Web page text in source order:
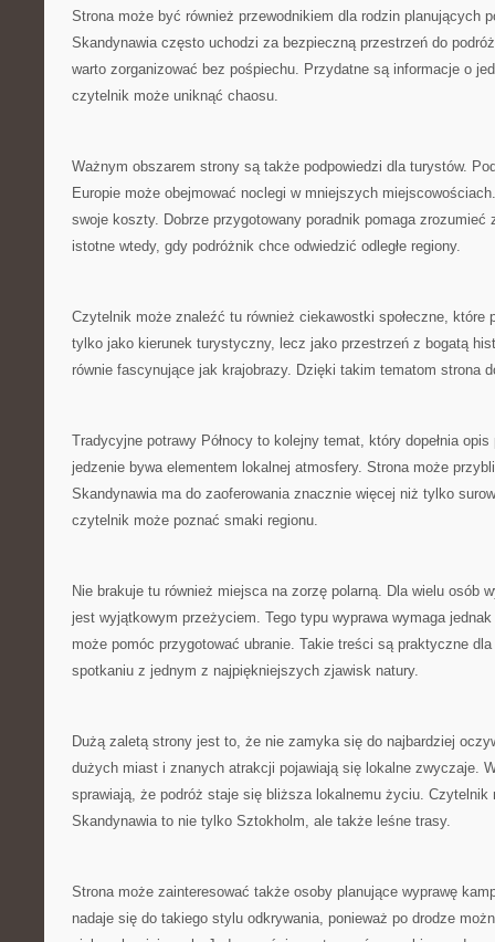
Strona może być również przewodnikiem dla rodzin planujących
Skandynawia często uchodzi za bezpieczną przestrzeń do
warto zorganizować bez pośpiechu. Przydatne są informacje o
czytelnik może uniknąć chaosu.
Ważnym obszarem strony są także podpowiedzi dla turystów.
Europie może obejmować noclegi w mniejszych
swoje koszty. Dobrze przygotowany poradnik pomaga zrozumieć
istotne wtedy, gdy podróżnik chce odwiedzić odległe regiony.
Czytelnik może znaleźć tu również ciekawostki społeczne, które
tylko jako kierunek turystyczny, lecz jako przestrzeń z bogatą
równie fascynujące jak krajobrazy. Dzięki takim tematom strona
Tradycyjne potrawy Północy to kolejny temat, który dopełnia
jedzenie bywa elementem lokalnej atmosfery. Strona może
Skandynawia ma do zaoferowania znacznie więcej niż tylko
czytelnik może poznać smaki regionu.
Nie brakuje tu również miejsca na zorzę polarną. Dla wielu osób
jest wyjątkowym przeżyciem. Tego typu wyprawa wymaga
może pomóc przygotować ubranie. Takie treści są praktyczne
spotkaniu z jednym z najpiękniejszych zjawisk natury.
Dużą zaletą strony jest to, że nie zamyka się do najbardziej
dużych miast i znanych atrakcji pojawiają się lokalne zwyczaje.
sprawiają, że podróż staje się bliższa lokalnemu życiu. Czytelnik
Skandynawia to nie tylko Sztokholm, ale także leśne trasy.
Strona może zainteresować także osoby planujące wyprawę
nadaje się do takiego stylu odkrywania, ponieważ po drodze